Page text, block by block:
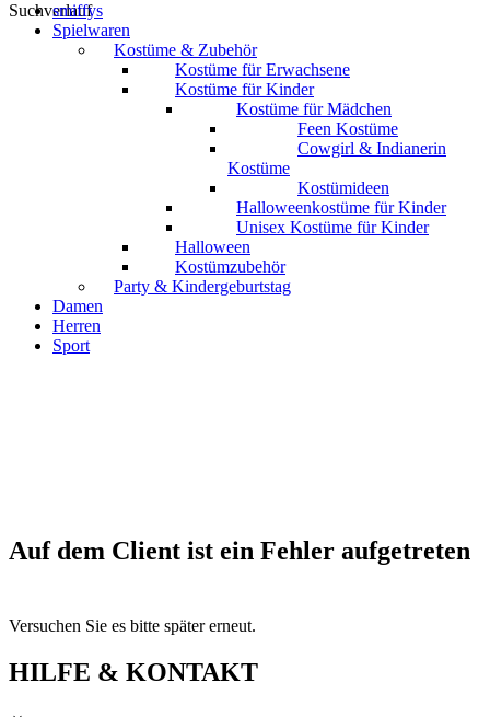
Suchverlauf
smiffys
Spielwaren
Kostüme & Zubehör
Kostüme für Erwachsene
Kostüme für Kinder
Kostüme für Mädchen
Feen Kostüme
Cowgirl & Indianerin
Kostüme
Kostümideen
Halloweenkostüme für Kinder
Unisex Kostüme für Kinder
Halloween
Kostümzubehör
Party & Kindergeburtstag
Damen
Herren
Sport
Auf dem Client ist ein Fehler aufgetreten
Versuchen Sie es bitte später erneut.
HILFE & KONTAKT